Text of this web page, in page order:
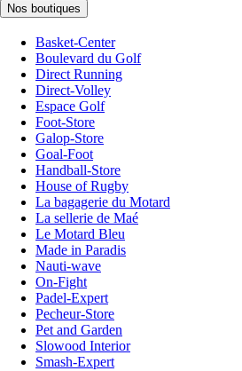
Nos boutiques
Basket-Center
Boulevard du Golf
Direct Running
Direct-Volley
Espace Golf
Foot-Store
Galop-Store
Goal-Foot
Handball-Store
House of Rugby
La bagagerie du Motard
La sellerie de Maé
Le Motard Bleu
Made in Paradis
Nauti-wave
On-Fight
Padel-Expert
Pecheur-Store
Pet and Garden
Slowood Interior
Smash-Expert